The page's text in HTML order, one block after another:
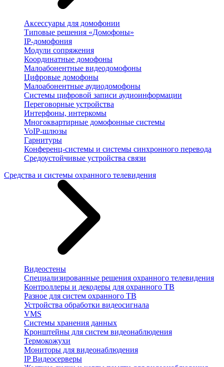
Аксессуары для домофонии
Типовые решения «Домофоны»
IP-домофония
Модули сопряжения
Координатные домофоны
Малоабонентные видеодомофоны
Цифровые домофоны
Малоабонентные аудиодомофоны
Системы цифровой записи аудиоинформации
Переговорные устройства
Интерфоны, интеркомы
Многоквартирные домофонные системы
VoIP-шлюзы
Гарнитуры
Конференц-системы и системы синхронного перевода
Средоустойчивые устройства связи
Средства и системы охранного телевидения
Видеостены
Специализированные решения охранного телевидения
Контроллеры и декодеры для охранного ТВ
Разное для систем охранного ТВ
Устройства обработки видеосигнала
VMS
Системы хранения данных
Кронштейны для систем видеонаблюдения
Термокожухи
Мониторы для видеонаблюдения
IP Видеосерверы